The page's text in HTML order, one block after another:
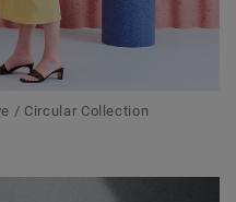
/ Circular Collection